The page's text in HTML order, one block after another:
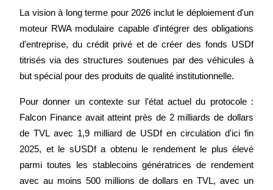
Centre de
La vision à long terme pour 2026 inclut le déploiement d'un
moteur RWA modulaire capable d'intégrer des obligations
d'entreprise, du crédit privé et de créer des fonds USDf
titrisés via des structures soutenues par des véhicules à
but spécial pour des produits de qualité institutionnelle.
Pour donner un contexte sur l'état actuel du protocole :
Falcon Finance avait atteint près de 2 milliards de dollars
de TVL avec 1,9 milliard de USDf en circulation d'ici fin
2025, et le sUSDf a obtenu le rendement le plus élevé
parmi toutes les stablecoins génératrices de rendement
avec au moins 500 millions de dollars en TVL, avec un